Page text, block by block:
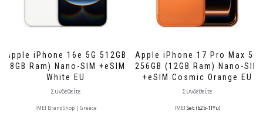
Apple iPhone 16e 5G 512GB
(8GB Ram) Nano-SIM +eSIM
White EU
Συνδεθείτε
IMEI BrandShop | Greece
Apple iPhone 17 Pro Max 5G
256GB (12GB Ram) Nano-SIM
+eSIM Cosmic Orange EU
Συνδεθείτε
IMEI Set: (b2b-TlYu)